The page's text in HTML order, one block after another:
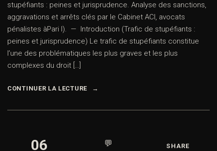
stupéfiants : peines et jurisprudence. Analyse des sanctions,
aggravations et arrêts clés par le Cabinet ACI, avocats
pénalistes àPari I). — Introduction (Trafic de stupéfiants :
peines et jurisprudence) Le trafic de stupéfiants constitue
l’une des problématiques les plus graves et les plus
complexes du droit […]
CONTINUER LA LECTURE
06 💬 SHARE